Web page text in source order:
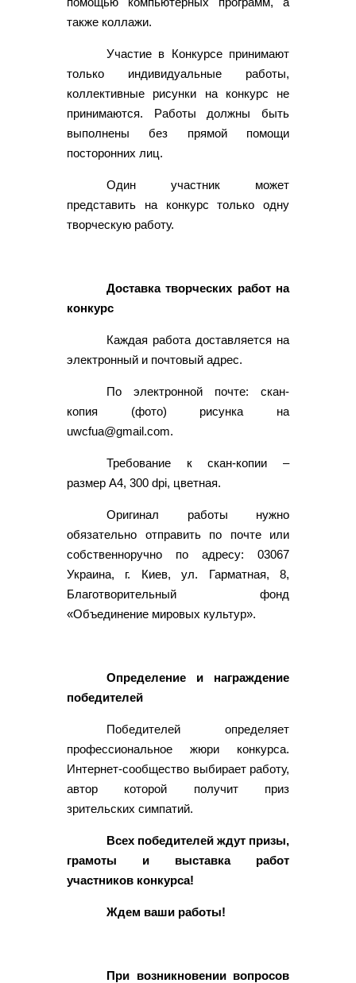
также коллажи.
Участие в Конкурсе принимают
только индивидуальные работы,
коллективные рисунки на конкурс не
принимаются. Работы должны быть
выполнены без прямой помощи
посторонних лиц.
Один участник может
представить на конкурс только одну
творческую работу.
Доставка творческих работ на
конкурс
Каждая работа доставляется на
электронный и почтовый адрес.
По электронной почте: скан-
копия (фото) рисунка на
uwcfua@gmail.com.
Требование к скан-копии –
размер А4, 300 dpi, цветная.
Оригинал работы нужно
обязательно отправить по почте или
собственноручно по адресу: 03067
Украина, г. Киев, ул. Гарматная, 8,
Благотворительный фонд
«Объединение мировых культур».
Определение и награждение
победителей
Победителей определяет
профессиональное жюри конкурса.
Интернет-сообщество выбирает работу,
автор которой получит приз
зрительских симпатий.
Всех победителей ждут призы,
грамоты и выставка работ
участников конкурса!
Ждем ваши работы!
При возникновении вопросов